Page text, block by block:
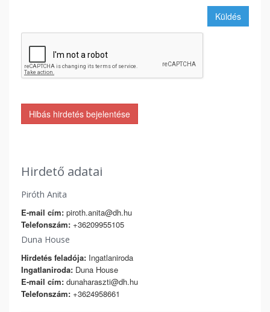
Küldés
Hibás hirdetés bejelentése
Hirdető adatai
Piróth Anita
E-mail cím: piroth.anita@dh.hu
Telefonszám: +36209955105
Duna House
Hirdetés feladója: Ingatlaniroda
Ingatlaniroda: Duna House
E-mail cím: dunaharaszti@dh.hu
Telefonszám: +3624958661